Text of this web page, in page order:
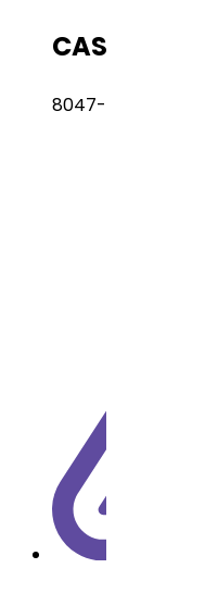
CAS Number
8047-67-4